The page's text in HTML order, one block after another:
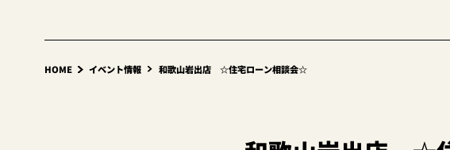
HOME イベント情報 和歌山岩出店 ☆住宅ローン相談会☆